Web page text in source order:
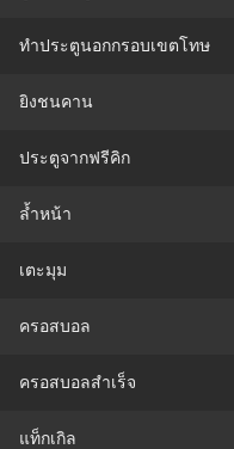
ทำประตูนอกกรอบเขตโทษ
ยิงชนคาน
ประตูจากฟรีคิก
ล้ำหน้า
เตะมุม
ครอสบอล
ครอสบอลสำเร็จ
แท็กเกิล